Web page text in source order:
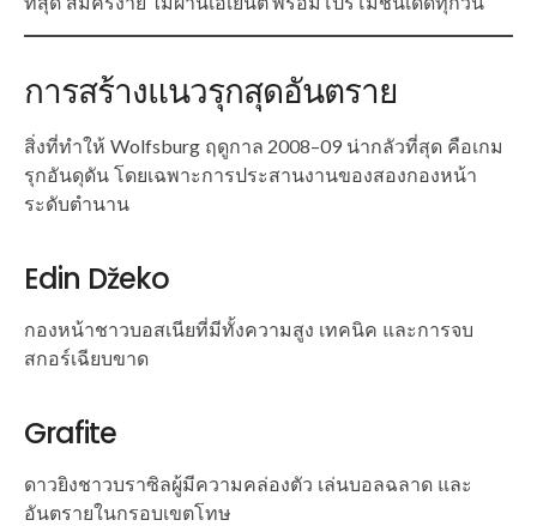
การสร้างแนวรุกสุดอันตราย
สิ่งที่ทำให้ Wolfsburg ฤดูกาล 2008–09 น่ากลัวที่สุด คือเกม
รุกอันดุดัน โดยเฉพาะการประสานงานของสองกองหน้า
ระดับตำนาน
Edin Džeko
กองหน้าชาวบอสเนียที่มีทั้งความสูง เทคนิค และการจบ
สกอร์เฉียบขาด
Grafite
ดาวยิงชาวบราซิลผู้มีความคล่องตัว เล่นบอลฉลาด และ
อันตรายในกรอบเขตโทษ